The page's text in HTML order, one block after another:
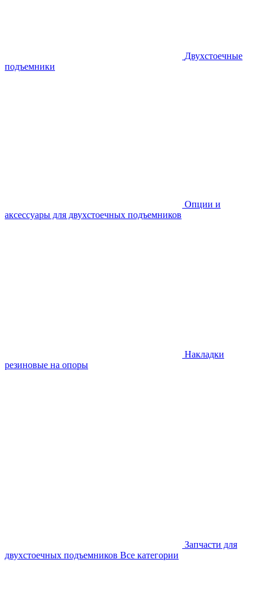
Двухстоечные
подъемники
Опции и
аксессуары для двухстоечных подъемников
Накладки
резиновые на опоры
Запчасти для
двухстоечных подъемников Все категории